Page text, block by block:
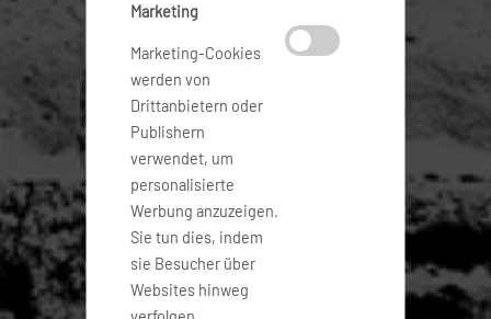
Marketing
Marketing-Cookies
werden von
Drittanbietern oder
Publishern
verwendet, um
personalisierte
Werbung anzuzeigen.
Sie tun dies, indem
sie Besucher über
Websites hinweg